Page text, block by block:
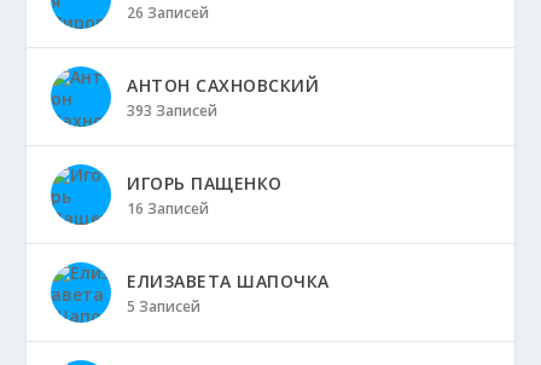
26 Записей
АНТОН САХНОВСКИЙ
393 Записей
ИГОРЬ ПАЩЕНКО
16 Записей
ЕЛИЗАВЕТА ШАПОЧКА
5 Записей